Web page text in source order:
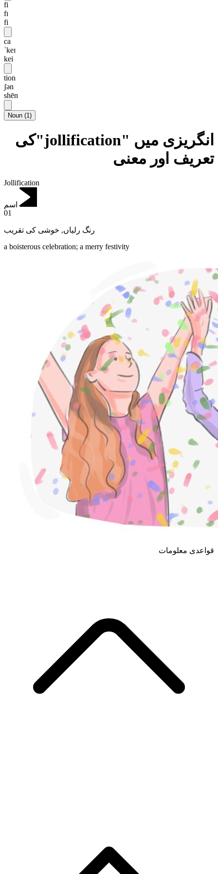
fi
fɪ
fi
ca
ˈkeɪ
kei
tion
ʃən
shēn
Noun (1)
انگریزی میں "jollification"کی
تعریف اور معنی
Jollification
اسم
01
رنگ رلیاں, خوشی کی تقریب
a boisterous celebration; a merry festivity
قواعدی معلومات